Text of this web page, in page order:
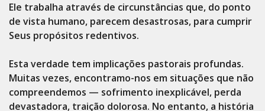
Ele trabalha através de circunstâncias que, do ponto
de vista humano, parecem desastrosas, para cumprir
Seus propósitos redentivos.
Esta verdade tem implicações pastorais profundas.
Muitas vezes, encontramo-nos em situações que não
compreendemos — sofrimento inexplicável, perda
devastadora, traição dolorosa. No entanto, a história